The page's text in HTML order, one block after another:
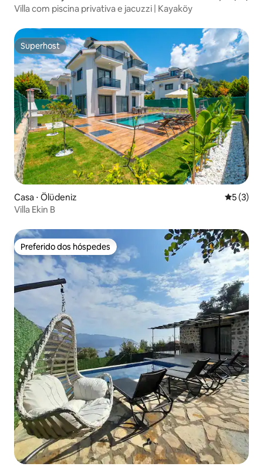
Villa com piscina privativa e jacuzzi | Kayaköy
Superhost
Superhost
Casa ⋅ Ölüdeniz 5 de
5 (3)
Villa Ekin B
Preferido dos hóspedes
Preferido dos hóspedes